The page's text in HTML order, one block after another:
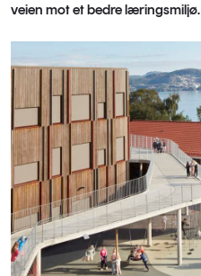
veien mot et bedre læringsmiljø.